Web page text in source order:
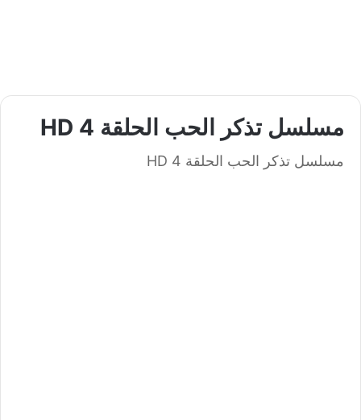
مسلسل تذكر الحب الحلقة 4 HD
مسلسل تذكر الحب الحلقة 4 HD